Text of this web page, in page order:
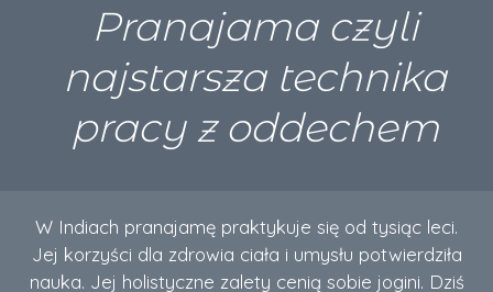
Pranajama czyli
najstarsza technika
pracy z oddechem
W Indiach pranajamę praktykuje się od tysiąc leci.
Jej korzyści dla zdrowia ciała i umysłu potwierdziła
nauka. Jej holistyczne zalety cenią sobie jogini. Dziś